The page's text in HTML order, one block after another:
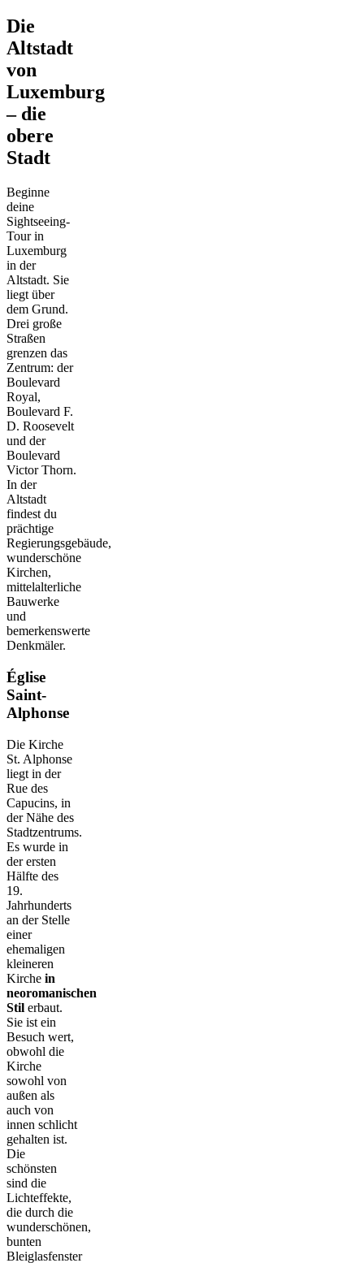
Die
Altstadt
von
Luxemburg
– die
obere
Stadt
Beginne
deine
Sightseeing-
Tour in
Luxemburg
in der
Altstadt. Sie
liegt über
dem Grund.
Drei große
Straßen
grenzen das
Zentrum: der
Boulevard
Royal,
Boulevard F.
D. Roosevelt
und der
Boulevard
Victor Thorn.
In der
Altstadt
findest du
prächtige
Regierungsgebäude,
wunderschöne
Kirchen,
mittelalterliche
Bauwerke
und
bemerkenswerte
Denkmäler.
Église
Saint-
Alphonse
Die Kirche
St. Alphonse
liegt in der
Rue des
Capucins, in
der Nähe des
Stadtzentrums.
Es wurde in
der ersten
Hälfte des
19.
Jahrhunderts
an der Stelle
einer
ehemaligen
kleineren
Kirche in
neoromanischen
Stil erbaut.
Sie ist ein
Besuch wert,
obwohl die
Kirche
sowohl von
außen als
auch von
innen schlicht
gehalten ist.
Die
schönsten
sind die
Lichteffekte,
die durch die
wunderschönen,
bunten
Bleiglasfenster